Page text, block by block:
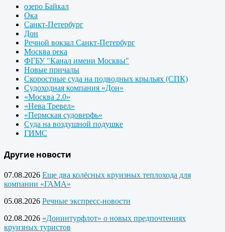
озеро Байкал
Ока
Санкт-Петербург
Дон
Речной вокзал Санкт-Петербург
Москва река
ФГБУ "Канал имени Москвы"
Новые причалы
Скоростные суда на подводных крыльях (СПК)
Судоходная компания «Дон»
«Москва 2.0»
«Нева Тревел»
«Пермская судоверфь»
Суда на воздушной подушке
ГИМС
Другие новости
07.08.2026 Еще два колёсных круизных теплохода для
компании «ГАМА»
05.08.2026 Речные экспресс-новости
02.08.2026 «Донинтурфлот» о новых предпочтениях
круизных туристов